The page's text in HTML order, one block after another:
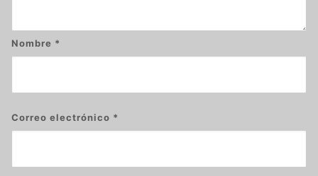
Nombre *
Correo electrónico *